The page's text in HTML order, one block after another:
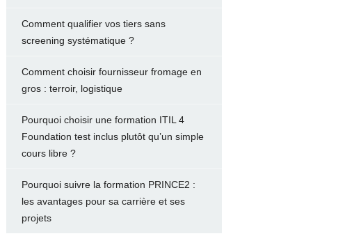
Comment qualifier vos tiers sans
screening systématique ?
Comment choisir fournisseur fromage en
gros : terroir, logistique
Pourquoi choisir une formation ITIL 4
Foundation test inclus plutôt qu’un simple
cours libre ?
Pourquoi suivre la formation PRINCE2 :
les avantages pour sa carrière et ses
projets